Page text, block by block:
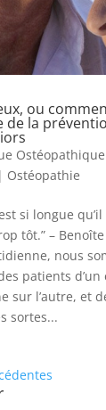
ou
de la
Ostéopathique
Ostéopathie
si longue
tôt.” –
nous
patients
sur l’autre, et
sortes...